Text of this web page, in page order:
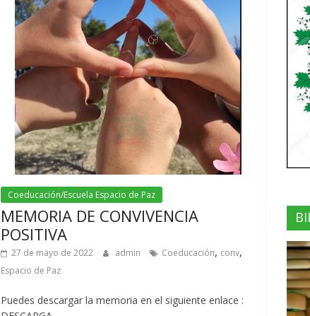
Coeducación/Escuela Espacio de Paz
MEMORIA DE CONVIVENCIA
POSITIVA
27 de mayo de 2022 admin Coeducación, conv,
Espacio de Paz
Puedes descargar la memoria en el siguiente enlace :